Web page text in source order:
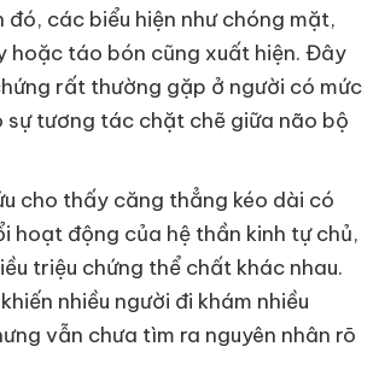
đó, các biểu hiện như chóng mặt,
hoặc táo bón cũng xuất hiện. Đây
rất thường gặp ở người có mức
sự tương tác chặt chẽ giữa não bộ
cho thấy căng thẳng kéo dài có
hoạt động của hệ thần kinh tự chủ,
triệu chứng thể chất khác nhau.
nhiều người đi khám nhiều
vẫn chưa tìm ra nguyên nhân rõ